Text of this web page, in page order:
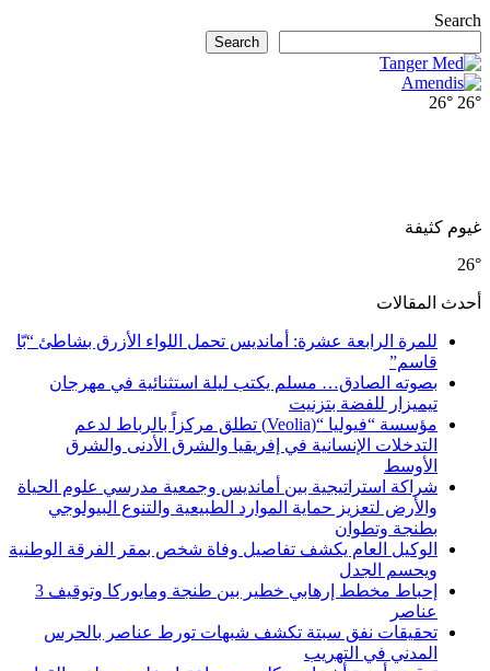
Search
Search
26°
26°
غيوم كثيفة
26°
أحدث المقالات
للمرة الرابعة عشرة: أمانديس تحمل اللواء الأزرق بشاطئ “بّا
قاسم”
بصوته الصادق… مسلم يكتب ليلة استثنائية في مهرجان
تيميزار للفضة بتزنيت
مؤسسة “فيوليا “(Veolia) تطلق مركزاً بالرباط لدعم
التدخلات الإنسانية في إفريقيا والشرق الأدنى والشرق
الأوسط
شراكة استراتيجية بين أمانديس وجمعية مدرسي علوم الحياة
والأرض لتعزيز حماية الموارد الطبيعية والتنوع البيولوجي
بطنجة وتطوان
الوكيل العام يكشف تفاصيل وفاة شخص بمقر الفرقة الوطنية
ويحسم الجدل
إحباط مخطط إرهابي خطير بين طنجة ومايوركا وتوقيف 3
عناصر
تحقيقات نفق سبتة تكشف شبهات تورط عناصر بالحرس
المدني في التهريب